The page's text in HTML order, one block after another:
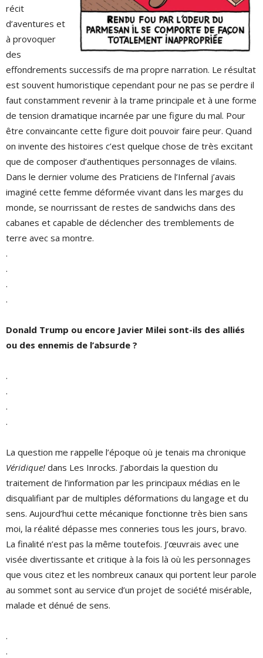
récit
d’aventures et
à provoquer
des
effondrements successifs de ma propre narration. Le résultat
est souvent humoristique cependant pour ne pas se perdre il
faut constamment revenir à la trame principale et à une forme
de tension dramatique incarnée par une figure du mal. Pour
être convaincante cette figure doit pouvoir faire peur. Quand
on invente des histoires c’est quelque chose de très excitant
que de composer d’authentiques personnages de vilains.
Dans le dernier volume des Praticiens de l’Infernal j’avais
imaginé cette femme déformée vivant dans les marges du
monde, se nourrissant de restes de sandwichs dans des
cabanes et capable de déclencher des tremblements de
terre avec sa montre.
.
.
.
.
Donald Trump ou encore Javier Milei sont-ils des alliés
ou des ennemis de l’absurde ?
.
.
.
.
La question me rappelle l’époque où je tenais ma chronique
Véridique! dans Les Inrocks. J’abordais la question du
traitement de l’information par les principaux médias en le
disqualifiant par de multiples déformations du langage et du
sens. Aujourd’hui cette mécanique fonctionne très bien sans
moi, la réalité dépasse mes conneries tous les jours, bravo.
La finalité n’est pas la même toutefois. J’œuvrais avec une
visée divertissante et critique à la fois là où les personnages
que vous citez et les nombreux canaux qui portent leur parole
au sommet sont au service d’un projet de société misérable,
malade et dénué de sens.
.
.